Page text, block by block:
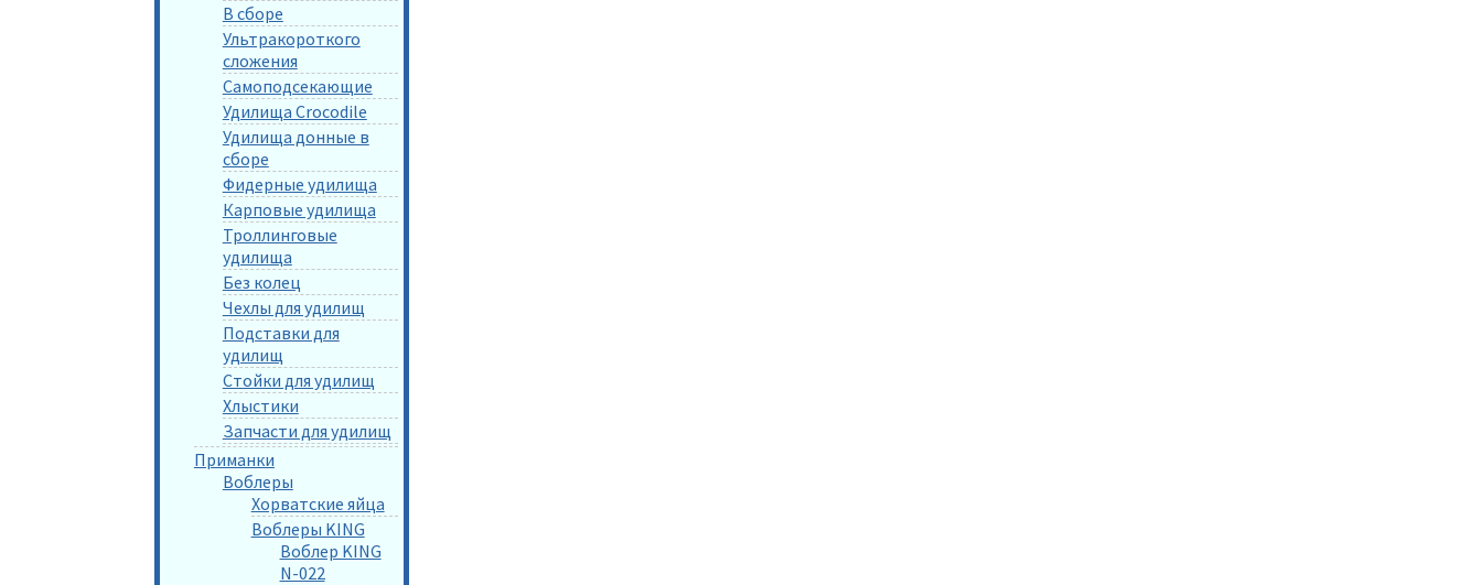
В сборе
Ультракороткого
сложения
Самоподсекающие
Удилища Crocodile
Удилища донные в
сборе
Фидерные удилища
Карповые удилища
Троллинговые
удилища
Без колец
Чехлы для удилищ
Подставки для
удилищ
Стойки для удилищ
Хлыстики
Запчасти для удилищ
Приманки
Воблеры
Хорватские яйца
Воблеры KING
Воблер KING
N-022